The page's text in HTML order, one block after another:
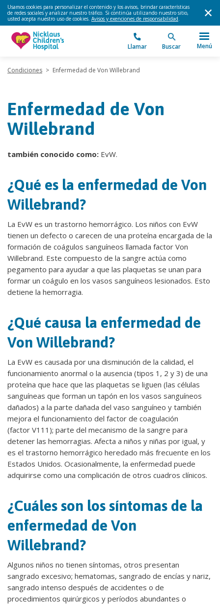
Usamos cookies para personalizar el contenido y los avisos, brindar características
de redes sociales y analizar nuestro tráfico. Si continúa utilizando nuestro sitio,
usted acepta nuestro uso de cookies. Avisos y exenciones de responsabilidad.
Llamar Buscar Menú
Condiciones > Enfermedad de Von Willebrand
Enfermedad de Von
Willebrand
también conocido como: EvW.
¿Qué es la enfermedad de Von
Willebrand?
La EvW es un trastorno hemorrágico. Los niños con EvW
tienen un defecto o carecen de una proteína encargada de la
formación de coágulos sanguíneos llamada factor Von
Willebrand. Este compuesto de la sangre actúa como
pegamento para ayudar a que las plaquetas se unan para
formar un coágulo en los vasos sanguíneos lesionados. Esto
detiene la hemorragia.
¿Qué causa la enfermedad de
Von Willebrand?
La EvW es causada por una disminución de la calidad, el
funcionamiento anormal o la ausencia (tipos 1, 2 y 3) de una
proteína que hace que las plaquetas se liguen (las células
sanguíneas que forman un tapón en los vasos sanguíneos
dañados) a la parte dañada del vaso sanguíneo y también
mejora el funcionamiento del factor de coagulación
(factor V111); parte del mecanismo de la sangre para
detener las hemorragias. Afecta a niños y niñas por igual, y
es el trastorno hemorrágico heredado más frecuente en los
Estados Unidos. Ocasionalmente, la enfermedad puede
adquirirse como una complicación de otros cuadros clínicos.
¿Cuáles son los síntomas de la
enfermedad de Von
Willebrand?
Algunos niños no tienen síntomas, otros presentan
sangrado excesivo; hematomas, sangrado de encías y nariz,
sangrado intenso después de accidentes o de
procedimientos quirúrgicos y períodos abundantes o